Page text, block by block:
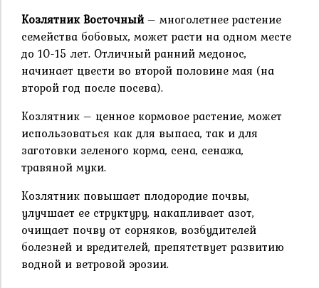
Козлятник Восточный– многолетнее растение
семейства бобовых, может расти на одном месте
до 10-15 лет. Отличный ранний медонос,
начинает цвести во второй половине мая (на
второй год после посева).
Козлятник – ценное кормовое растение, может
использоваться как для выпаса, так и для
заготовки зеленого корма, сена, сенажа,
травяной муки.
Козлятник повышает плодородие почвы,
улучшает ее структуру, накапливает азот,
очищает почву от сорняков, возбудителей
болезней и вредителей, препятствует развитию
водной и ветровой эрозии.